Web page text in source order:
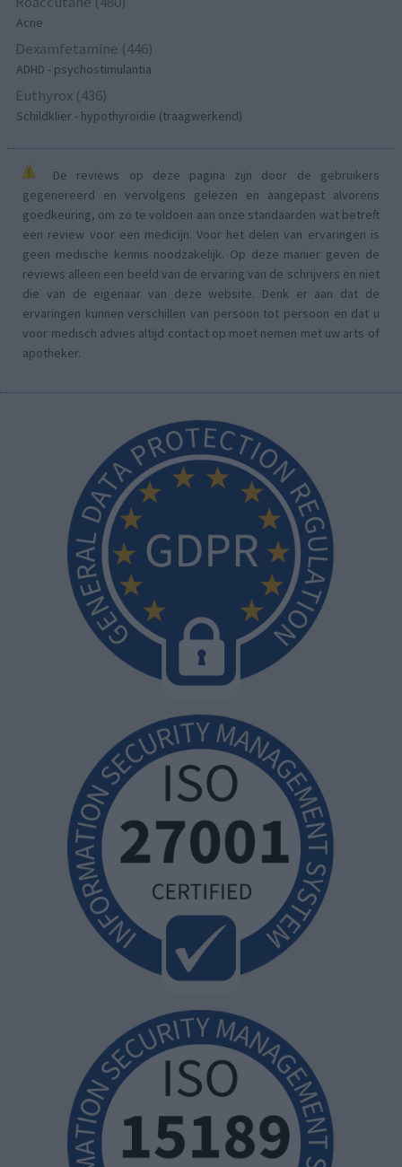
Acne
Dexamfetamine (446)
ADHD - psychostimulantia
Euthyrox (436)
Schildklier - hypothyroidie (traagwerkend)
De reviews op deze pagina zijn door de gebruikers
gegenereerd en vervolgens gelezen en aangepast alvorens
goedkeuring, om zo te voldoen aan onze standaarden wat betreft
een review voor een medicijn. Voor het delen van ervaringen is
geen medische kennis noodzakelijk. Op deze manier geven de
reviews alleen een beeld van de ervaring van de schrijvers en niet
die van de eigenaar van deze website. Denk er aan dat de
ervaringen kunnen verschillen van persoon tot persoon en dat u
voor medisch advies altijd contact op moet nemen met uw arts of
apotheker.